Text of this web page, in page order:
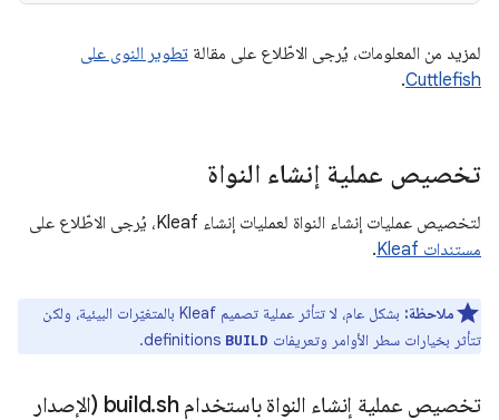
لمزيد من المعلومات، يُرجى الاطّلاع على مقالة تطوير النوى على
Cuttlefish
.
تخصيص عملية إنشاء النواة
لتخصيص عمليات إنشاء النواة لعمليات إنشاء Kleaf، يُرجى الاطّلاع على
مستندات Kleaf
.
ملاحظة:
بشكل عام، لا تتأثر عملية تصميم Kleaf بالمتغيّرات البيئية، ولكن
تتأثر بخيارات سطر الأوامر وتعريفات BUILD
تخصيص عملية إنشاء النواة باستخدام build .
sh (الإصدار